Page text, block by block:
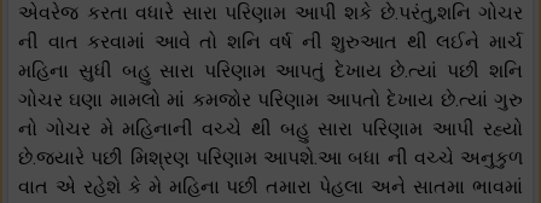
એવરેજ કરતા વધારે સારા પરિણામ આપી શકે છે.પરંતુ,શનિ ગોચર
ની વાત કરવામાં આવે તો શનિ વર્ષ ની શુરુઆત થી લઈને માર્ચ
મહિના સુધી બહુ સારા પરિણામ આપતું દેખાય છે.ત્યાં પછી શનિ
ગોચર ઘણા મામલો માં કમજોર પરિણામ આપતો દેખાય છે.ત્યાં ગુરુ
નો ગોચર મે મહિનાની વચ્ચે થી બહુ સારા પરિણામ આપી રહ્યો
છે.જયારે પછી મિશ્રણ પરિણામ આપશે.આ બધા ની વચ્ચે અનુકુળ
વાત એ રહેશે કે મે મહિના પછી તમારા પેહલા અને સાતમા ભાવમાં